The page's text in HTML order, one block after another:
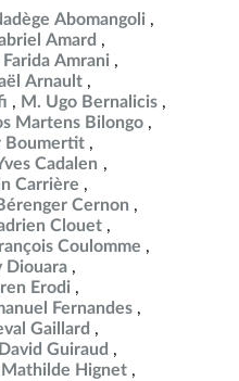
Abomangoli
Amard
Farida Amrani
Arnault
M. Ugo Bernalicis
Martens Bilongo
Boumertit
Cadalen
Carrière
Cernon
Clouet
Coulomme
Diouara
Erodi
Fernandes
Gaillard
Guiraud
Mathilde Hignet